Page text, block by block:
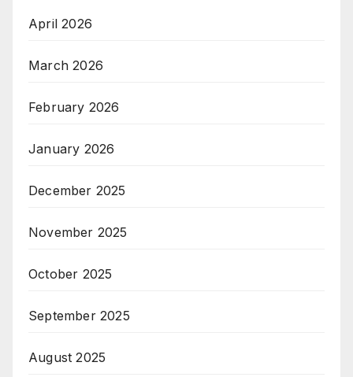
April 2026
March 2026
February 2026
January 2026
December 2025
November 2025
October 2025
September 2025
August 2025